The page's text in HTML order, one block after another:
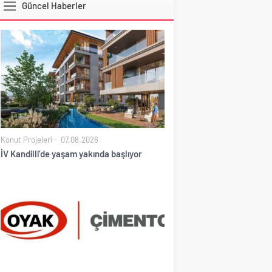
Güncel Haberler
Konut Projeleri 07.08.2026
İV Kandilli’de yaşam yakında başlıyor